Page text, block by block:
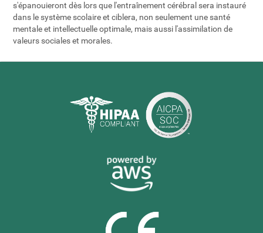
s'épanouieront dès lors que l'entraînement cérébral sera instauré
dans le système scolaire et ciblera, non seulement une santé
mentale et intellectuelle optimale, mais aussi l'assimilation de
valeurs sociales et morales.